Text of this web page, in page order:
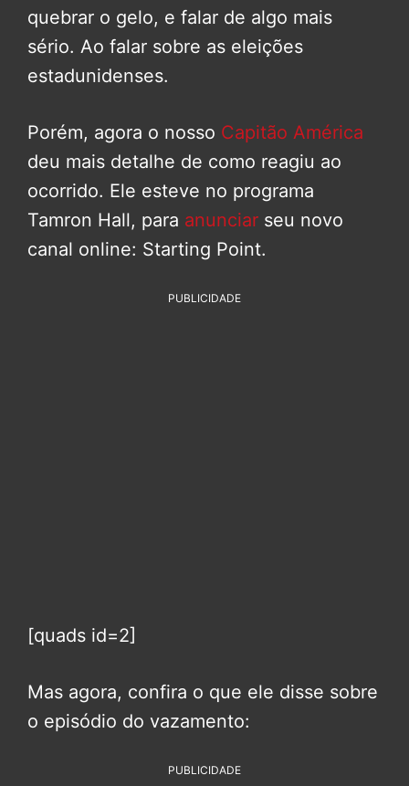
quebrar o gelo, e falar de algo mais
sério. Ao falar sobre as eleições
estadunidenses.
Porém, agora o nosso Capitão América
deu mais detalhe de como reagiu ao
ocorrido. Ele esteve no programa
Tamron Hall, para anunciar seu novo
canal online: Starting Point.
PUBLICIDADE
[quads id=2]
Mas agora, confira o que ele disse sobre
o episódio do vazamento:
PUBLICIDADE